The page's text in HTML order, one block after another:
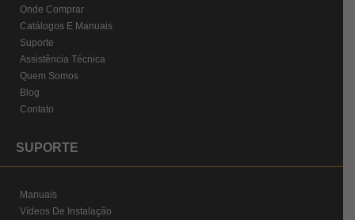
Onde Comprar
Catálogos E Manuais
Suporte
Assistência Técnica
Quem Somos
Blog
Contato
SUPORTE
Manuais
Vídeos De Instalação